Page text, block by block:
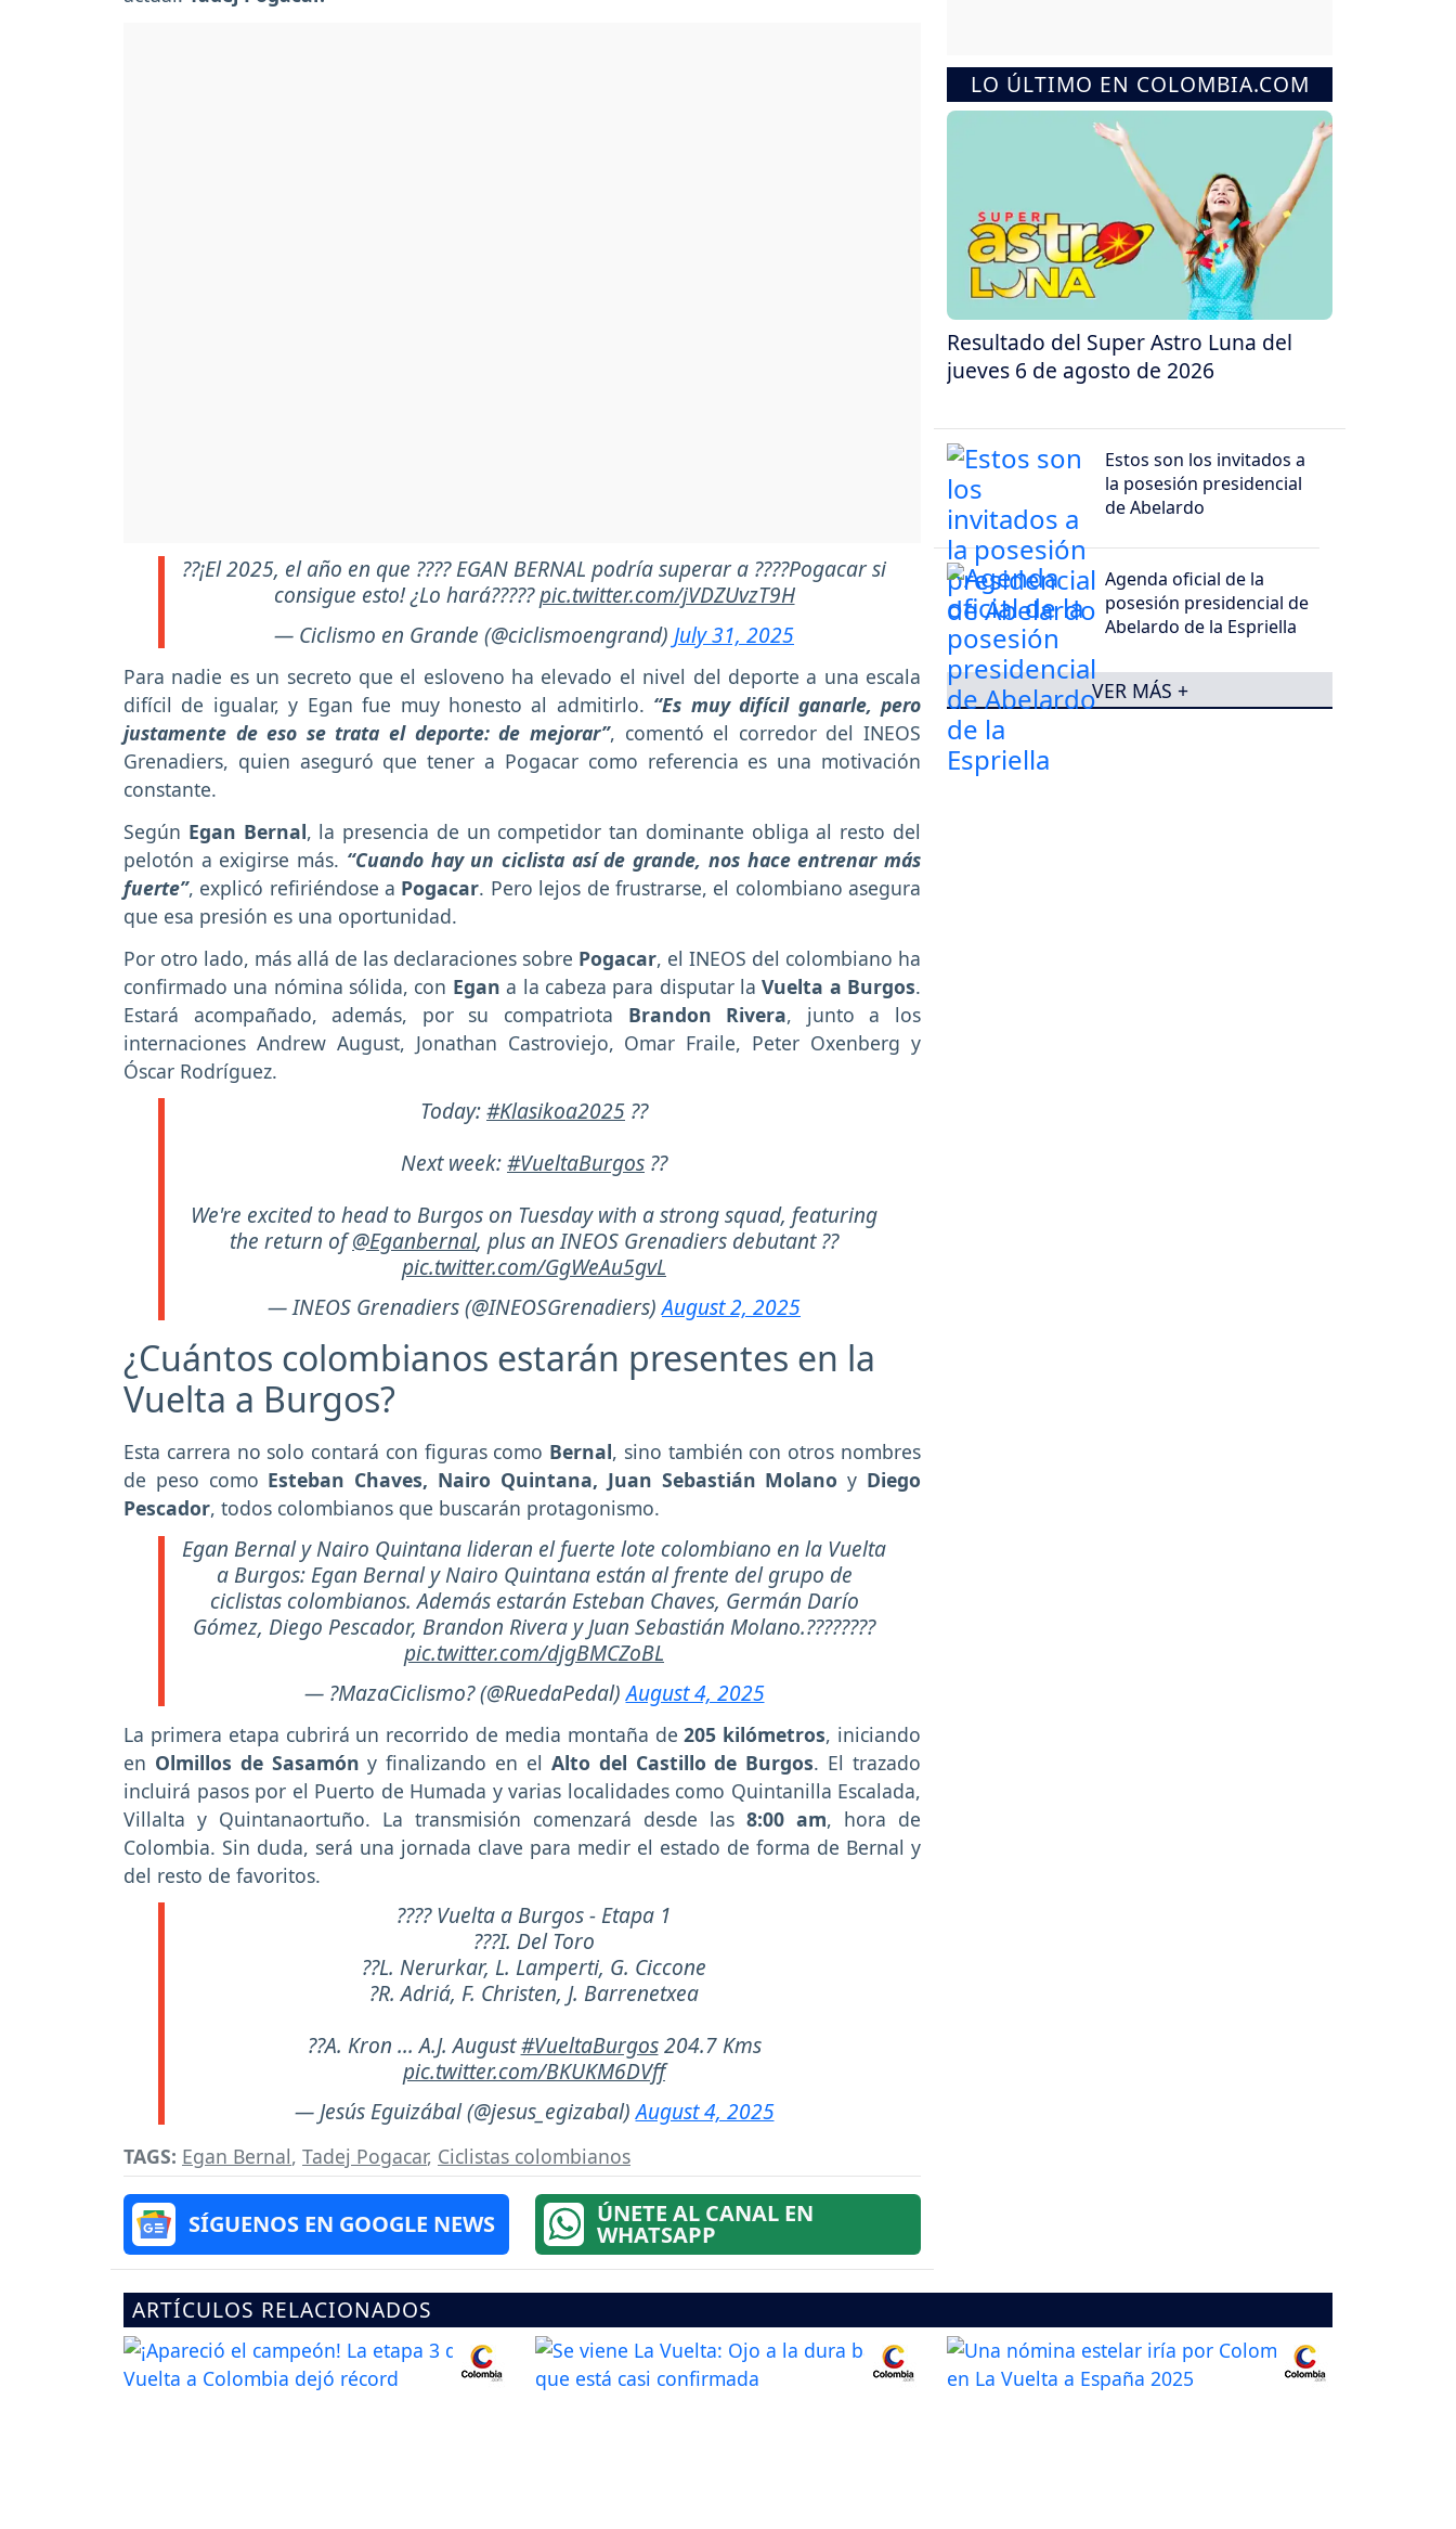
??¡El 2025, el año en que ???? EGAN BERNAL podría superar a ????Pogacar si
consigue esto! ¿Lo hará?????pic.twitter.com/jVDZUvzT9H
— Ciclismo en Grande (@ciclismoengrand) July 31, 2025
Para nadie es un secreto que el esloveno ha elevado el nivel del deporte a una escala
difícil de igualar, y Egan fue muy honesto al admitirlo. “Es muy difícil ganarle, pero
justamente de eso se trata el deporte: de mejorar”, comentó el corredor del INEOS
Grenadiers, quien aseguró que tener a Pogacar como referencia es una motivación
constante.
Según Egan Bernal, la presencia de un competidor tan dominante obliga al resto del
pelotón a exigirse más. “Cuando hay un ciclista así de grande, nos hace entrenar más
fuerte”, explicó refiriéndose a Pogacar. Pero lejos de frustrarse, el colombiano asegura
que esa presión es una oportunidad.
Por otro lado, más allá de las declaraciones sobre Pogacar, el INEOS del colombiano ha
confirmado una nómina sólida, con Egan a la cabeza para disputar laVuelta a Burgos.
Estará acompañado, además, por su compatriota Brandon Rivera, junto a los
internaciones Andrew August, Jonathan Castroviejo, Omar Fraile, Peter Oxenberg y
Óscar Rodríguez.
Today:#Klasikoa2025 ??
Next week:#VueltaBurgos ??
We're excited to head to Burgos on Tuesday with a strong squad, featuring
the return of@Eganbernal, plus an INEOS Grenadiers debutant ??
pic.twitter.com/GgWeAu5gvL
— INEOS Grenadiers (@INEOSGrenadiers)August 2, 2025
¿Cuántos colombianos estarán presentes en la
Vuelta a Burgos?
Esta carrera no solo contará con figuras como Bernal, sino también con otros nombres
de peso como Esteban Chaves, Nairo Quintana, Juan Sebastián Molanoy Diego
Pescador, todos colombianos que buscarán protagonismo.
Egan Bernal y Nairo Quintana lideran el fuerte lote colombiano en la Vuelta
a Burgos: Egan Bernal y Nairo Quintana están al frente del grupo de
ciclistas colombianos. Además estarán Esteban Chaves, Germán Darío
Gómez, Diego Pescador, Brandon Rivera y Juan Sebastián Molano.????????
pic.twitter.com/djgBMCZoBL
— ?MazaCiclismo? (@RuedaPedal)August 4, 2025
La primera etapa cubrirá un recorrido de media montaña de205 kilómetros, iniciando
en Olmillos de Sasamón y finalizando en el Alto del Castillo de Burgos. El trazado
incluirá pasos por el Puerto de Humada y varias localidades como Quintanilla Escalada,
Villalta y Quintanaortuño. La transmisión comenzará desde las 8:00 am, hora de
Colombia. Sin duda, será una jornada clave para medir el estado de forma de Bernal y
del resto de favoritos.
???? Vuelta a Burgos - Etapa 1
???I. Del Toro
??L. Nerurkar, L. Lamperti, G. Ciccone
?R. Adriá, F. Christen, J. Barrenetxea
??A. Kron ... A.J. August#VueltaBurgos204.7 Kms
pic.twitter.com/BKUKM6DVff
— Jesús Eguizábal (@jesus_egizabal)August 4, 2025
TAGS: Egan Bernal, Tadej Pogacar, Ciclistas colombianos
SÍGUENOS EN GOOGLE NEWS ÚNETE AL CANAL EN
WHATSAPP
LO ÚLTIMO EN COLOMBIA.COM
Resultado del Super Astro Luna del
jueves 6 de agosto de 2026
Estos son los invitados a
la posesión presidencial
de Abelardo
Agenda oficial de la
posesión presidencial de
Abelardo de la Espriella
VER MÁS +
ARTÍCULOS RELACIONADOS